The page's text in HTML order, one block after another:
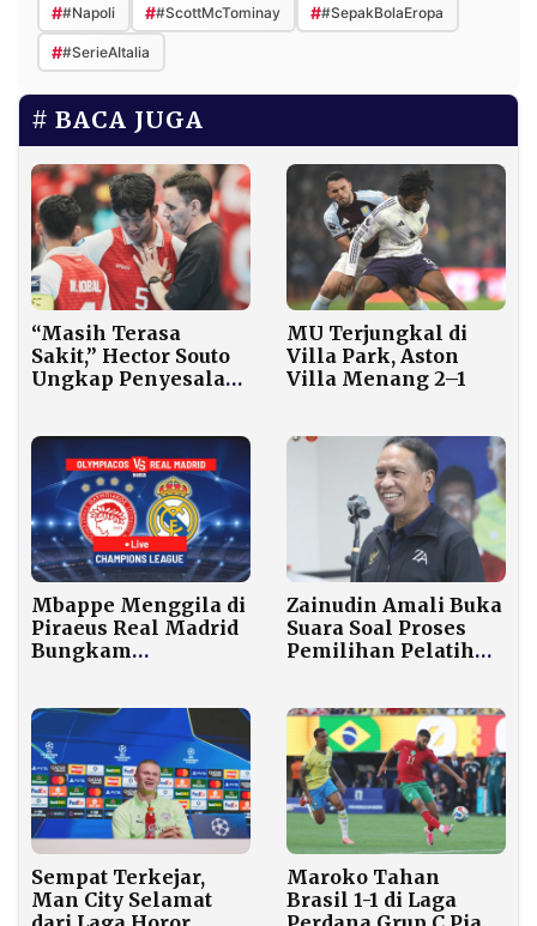
##Napoli ##ScottMcTominay ##SepakBolaEropa
##SerieAItalia
BACA JUGA
“Masih Terasa
Sakit,” Hector Souto
Ungkap Penyesalan
MU Terjungkal di
Villa Park, Aston
Villa Menang 2–1
Mbappe Menggila di
Piraeus Real Madrid
Bungkam
Ledakan
Zainudin Amali Buka
Suara Soal Proses
Pemilihan Pelatih
Sempat Terkejar,
Man City Selamat
Maroko Tahan
Brasil 1-1 di Laga